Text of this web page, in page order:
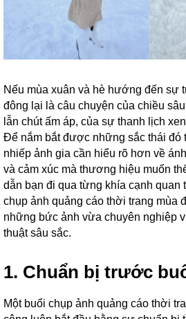
Nếu mùa xuân và hè hướng đến sự
đông lại là câu chuyện của chiều
lẫn chút ấm áp, của sự thanh lịch
Để nắm bắt được những sắc thái đó
nhiếp ảnh gia cần hiểu rõ hơn về
và cảm xúc mà thương hiệu muốn
dẫn bạn đi qua từng khía cạnh quan
chụp ảnh quảng cáo thời trang mùa
những bức ảnh vừa chuyên nghiệp
thuật sâu sắc.
1. Chuẩn bị trước
Một buổi chụp ảnh quảng cáo thời